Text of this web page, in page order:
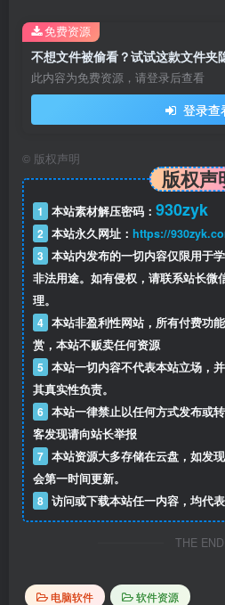
此内容为免费资源，请登录后查看
登录查
免费资源
© 版权声明
版权声
1 本站素材解压密码： 930zyk
2 本站永久网址： https://
3 本站内发布的一切内容仅限用于
非法用途。如有侵权，请联系站长微
理。
4 本站非盈利性网站，所有付费功
赏，本站不贩卖任何资源
5 本站一切内容不代表本站立场，
其真实性负责。
6 本站一律禁止以任何方式发布或
客发现请向站长举报
7 本站资源大多存储在云盘，如发
会第一时间更新。
8 访问或下载本站任一内容，均代
THE END
电脑软件 软件资源